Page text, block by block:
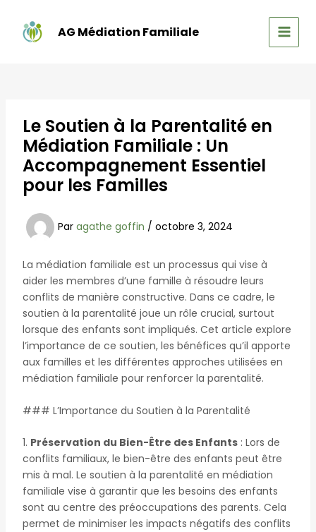
contenu
AG Médiation Familiale
MAIN
Le Soutien à la Parentalité en
Médiation Familiale : Un
Accompagnement Essentiel
pour les Familles
Par agathe goffin / octobre 3, 2024
La médiation familiale est un processus qui vise à
aider les membres d’une famille à résoudre leurs
conflits de manière constructive. Dans ce cadre, le
soutien à la parentalité joue un rôle crucial, surtout
lorsque des enfants sont impliqués. Cet article explore
l’importance de ce soutien, les bénéfices qu’il apporte
aux familles et les différentes approches utilisées en
médiation familiale pour renforcer la parentalité.
### L’Importance du Soutien à la Parentalité
1. Préservation du Bien-Être des Enfants: Lors de
conflits familiaux, le bien-être des enfants peut être
mis à mal. Le soutien à la parentalité en médiation
familiale vise à garantir que les besoins des enfants
sont au centre des préoccupations des parents. Cela
permet de minimiser les impacts négatifs des conflits